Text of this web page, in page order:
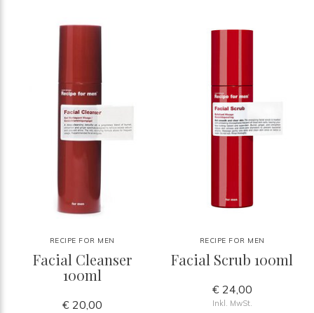
RECIPE FOR MEN
Facial Cleanser
100ml
€ 20,00
RECIPE FOR MEN
Facial Scrub 100ml
€ 24,00
Inkl. MwSt.